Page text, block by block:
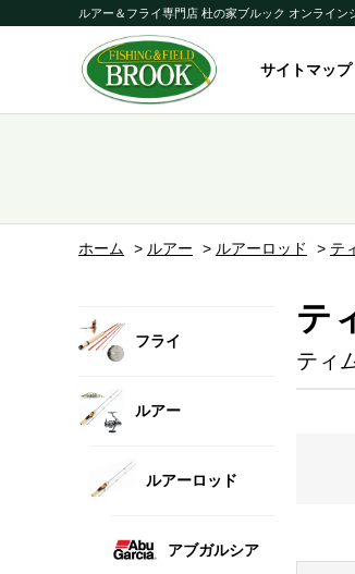
ルアー＆フライ専門店 杜の家ブルック オンライン
サイトマップ
ホーム > ルアー > ルアーロッド > テ
フライ
ルアー
ルアーロッド
アブガルシア
テ
ティ